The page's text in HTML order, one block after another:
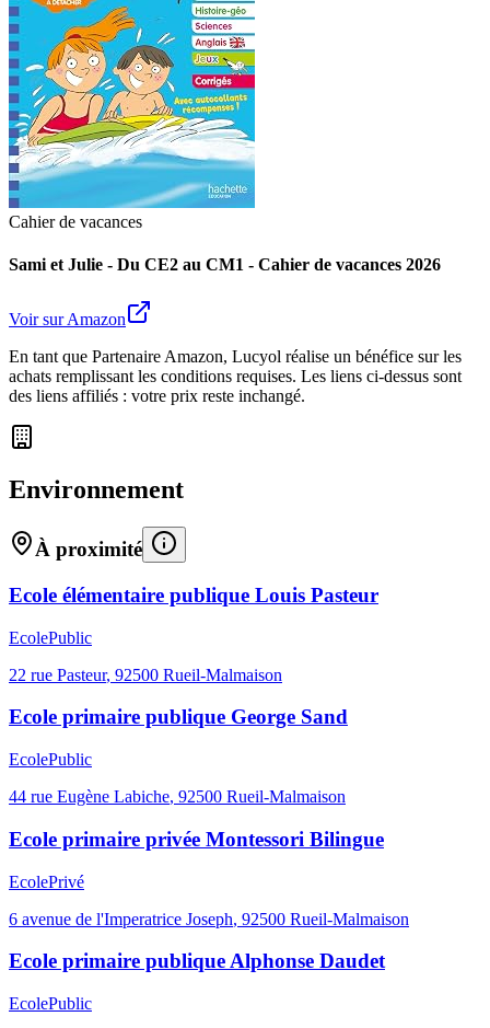
Cahier de vacances
Sami et Julie - Du CE2 au CM1 - Cahier de vacances 2026
Voir sur Amazon
En tant que Partenaire Amazon, Lucyol réalise un bénéfice sur les
achats remplissant les conditions requises. Les liens ci-dessus sont
des liens affiliés : votre prix reste inchangé.
Environnement
À proximité
Ecole élémentaire publique Louis Pasteur
EcolePublic
22 rue Pasteur, 92500 Rueil-Malmaison
Ecole primaire publique George Sand
EcolePublic
44 rue Eugène Labiche, 92500 Rueil-Malmaison
Ecole primaire privée Montessori Bilingue
EcolePrivé
6 avenue de l'Imperatrice Joseph, 92500 Rueil-Malmaison
Ecole primaire publique Alphonse Daudet
EcolePublic